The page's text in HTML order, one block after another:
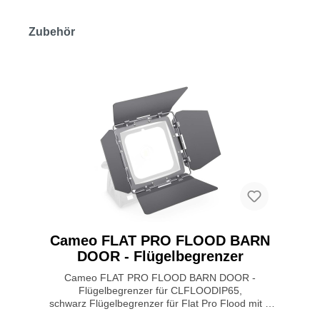
Zubehör
Cameo FLAT PRO FLOOD BARN
DOOR - Flügelbegrenzer
Cameo FLAT PRO FLOOD BARN DOOR -
Flügelbegrenzer für CLFLOODIP65,
schwarz Flügelbegrenzer für Flat Pro Flood mit 4